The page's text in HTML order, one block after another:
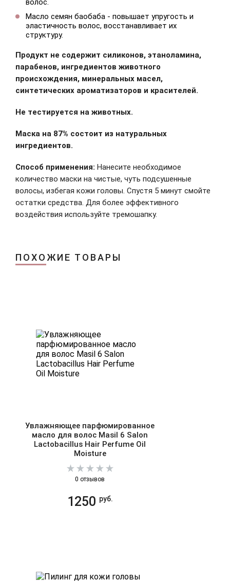
волос.
Масло семян баобаба - повышает упругость и
эластичность волос, восстанавливает их
структуру.
Продукт не содержит силиконов, этаноламина,
парабенов, ингредиентов животного
происхождения, минеральных масел,
синтетических ароматизаторов и красителей.
Не тестируется на животных.
Маска на 87% состоит из натуральных
ингредиентов.
Способ применения: Нанесите необходимое
количество маски на чистые, чуть подсушенные
волосы, избегая кожи головы. Спустя 5 минут смойте
остатки средства. Для более эффективного
воздействия используйте тремошапку.
ПОХОЖИЕ ТОВАРЫ
Увлажняющее парфюмированное
масло для волос Masil 6 Salon
Lactobacillus Hair Perfume Oil
Moisture
0 отзывов
1250 руб.